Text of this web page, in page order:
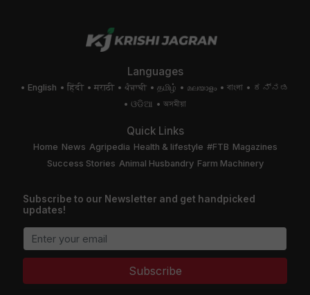
Languages
English हिंदी मराठी ਪੰਜਾਬੀ தமிழ் മലയാളം বাংলা
ಕನ್ನಡ
ଓଡିଆ
অসমীয়া
Quick Links
Home News Agripedia Health & lifestyle #FTB Magazines
Success Stories Animal Husbandry Farm Machinery
Subscribe to our Newsletter and get handpicked
updates!
Subscribe